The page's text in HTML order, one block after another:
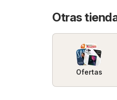
Otras
Ofertas